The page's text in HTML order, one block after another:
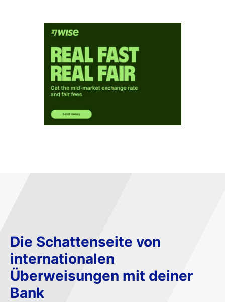
Die Schattenseite von
internationalen
Überweisungen mit deiner
Bank